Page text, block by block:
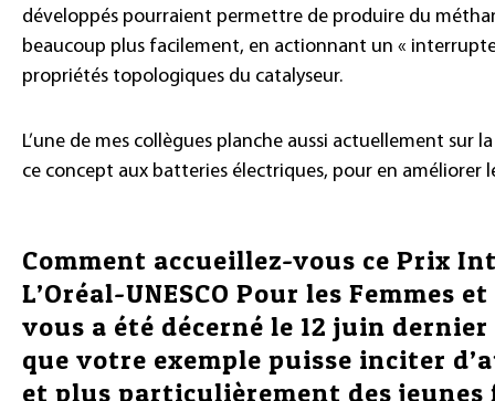
développés pourraient permettre de produire du
beaucoup plus facilement, en actionnant un «
propriétés topologiques du catalyseur.
L’une de mes collègues planche aussi actuellement sur
ce concept aux batteries électriques, pour en améliorer
Comment accueillez-vous ce Prix
L’Oréal-UNESCO Pour les Femmes
vous a été décerné le 12 juin dernier
que votre exemple puisse inciter
et plus particulièrement des jeunes